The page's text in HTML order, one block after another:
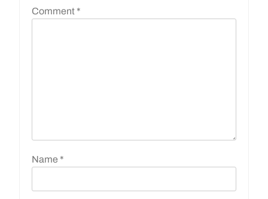
Comment *
Name *